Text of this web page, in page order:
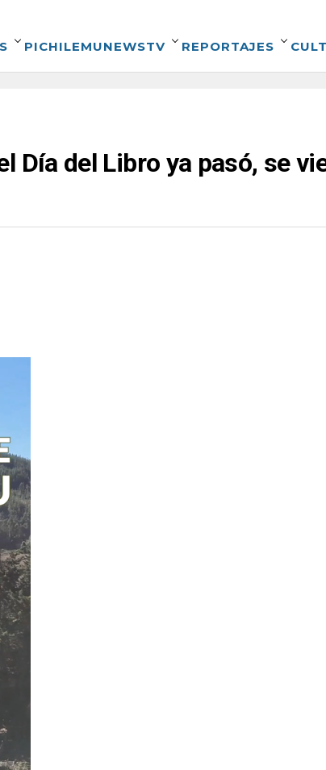
PICHILEMUNEWSTV REPORTAJES
Día del Libro ya pasó, se